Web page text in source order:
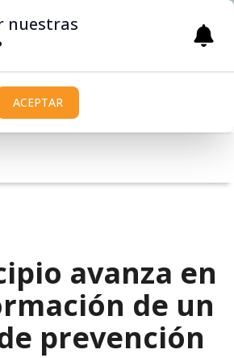
avanza en
de un
prevención
nuestras
ACEPTAR